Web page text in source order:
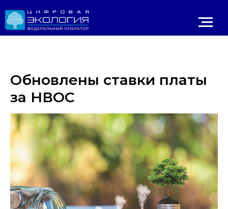
Реестр ОНВОС Реестр лицензий ЛК природопользователя
Личный
Обновлены ставки платы
за НВОС